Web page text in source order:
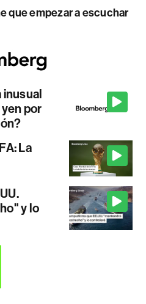
que empezar a escuchar
inusual
por
La
y lo